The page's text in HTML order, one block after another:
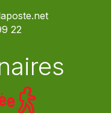
22